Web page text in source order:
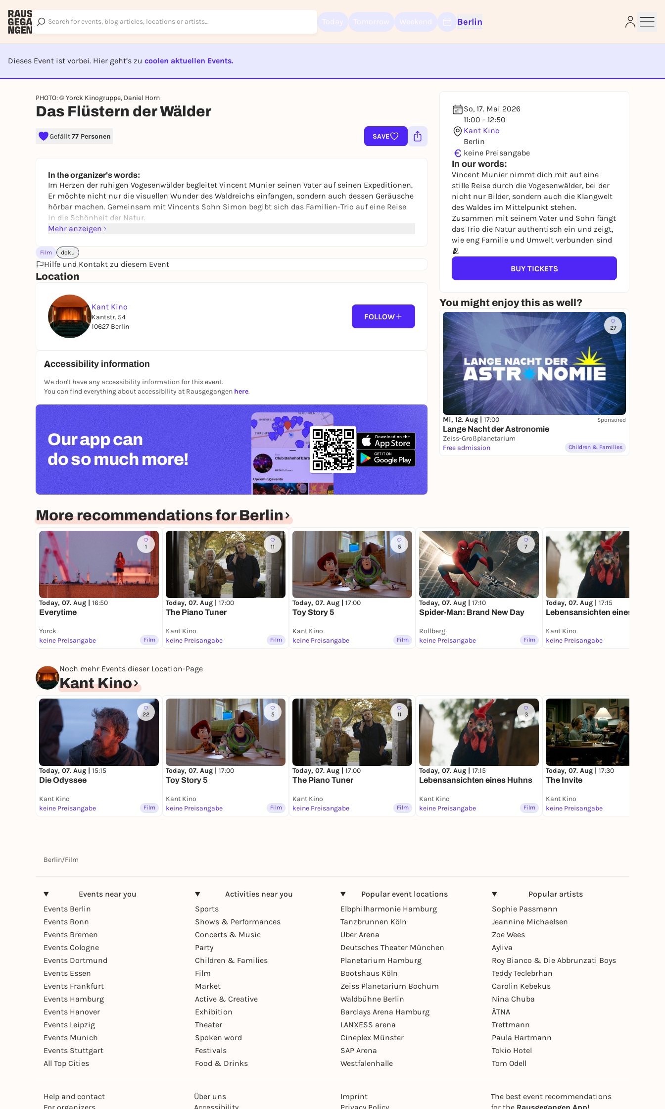
Berlin
Dieses Event ist vorbei. Hier geht’s zu coolen aktuellen Events.
PHOTO: © Yorck Kinogruppe, Daniel Horn
Das Flüstern der Wälder
Gefällt77 Personen SAVE
So, 17. Mai 2026
11:00 - 12:50
Kant Kino
Berlin
€ keine Preisangabe
In our words:
Vincent Munier nimmt dich mit auf eine
stille Reise durch die Vogesenwälder, bei der
nicht nur Bilder, sondern auch die Klangwelt
des Waldes im Mittelpunkt stehen.
Zusammen mit seinem Vater und Sohn fängt
das Trio die Natur authentisch ein und zeigt,
wie eng Familie und Umwelt verbunden sind
🫂
BUY TICKETS
You might enjoy this as well?
27
Mi, 12. Aug | 17:00 Sponsored
Lange Nacht der Astronomie
Zeiss-Großplanetarium
Free admission
Children & Families
In the organizer's words:
Im Herzen der ruhigen Vogesenwälder begleitet Vincent Munier seinen Vater auf seinen Expeditionen.
Er möchte nicht nur die visuellen Wunder des Waldreichs einfangen, sondern auch dessen Geräusche
hörbar machen. Gemeinsam mit Vincents Sohn Simon begibt sich das Familien-Trio auf eine Reise
in die Schönheit der Natur.
Mehr anzeigen
Film doku
Hilfe und Kontakt zu diesem Event
Location
Kant Kino
Kantstr. 54
10627 Berlin
FOLLOW
Accessibility information
We don't have any accessibility information for this event.
You can find everything about accessibility at Rausgegangen here.
Our app can
do so much more!
More recommendations for Berlin
1
Today, 07. Aug | 16:50
Everytime
Yorck
keine Preisangabe
Film
11
Today, 07. Aug | 17:00
The Piano Tuner
Kant Kino
keine Preisangabe
Film
5
Today, 07. Aug | 17:00
Toy Story 5
Kant Kino
keine Preisangabe
Film
7
Today, 07. Aug | 17:10
Spider-Man: Brand New Day
Rollberg
keine Preisangabe
Film
Today, 07. Aug | 17:15
Lebensansichten eines Huhns
Kant Kino
keine Preisangabe
Noch mehr Events dieser Location-Page
Kant Kino
22
Today, 07. Aug | 15:15
Die Odyssee
Kant Kino
keine Preisangabe
Film
5
Today, 07. Aug | 17:00
Toy Story 5
Kant Kino
keine Preisangabe
Film
11
Today, 07. Aug | 17:00
The Piano Tuner
Kant Kino
keine Preisangabe
Film
3
Today, 07. Aug | 17:15
Lebensansichten eines Huhns
Kant Kino
keine Preisangabe
Film
Today, 07. Aug | 17:30
The Invite
Kant Kino
keine Preisangabe
Berlin/Film
Events near you
Events Berlin
Events Bonn
Events Bremen
Events Cologne
Events Dortmund
Events Essen
Events Frankfurt
Events Hamburg
Events Hanover
Events Leipzig
Events Munich
Events Stuttgart
All Top Cities
Activities near you
Sports
Shows & Performances
Concerts & Music
Party
Children & Families
Film
Market
Active & Creative
Exhibition
Theater
Spoken word
Festivals
Food & Drinks
Popular event locations
Elbphilharmonie Hamburg
Tanzbrunnen Köln
Uber Arena
Deutsches Theater München
Planetarium Hamburg
Bootshaus Köln
Zeiss Planetarium Bochum
Waldbühne Berlin
Barclays Arena Hamburg
LANXESS arena
Cineplex Münster
SAP Arena
Westfalenhalle
Popular artists
Sophie Passmann
Jeannine Michaelsen
Zoe Wees
Ayliva
Roy Bianco & Die Abbrunzati Boys
Teddy Teclebrhan
Carolin Kebekus
Nina Chuba
ÄTNA
Trettmann
Paula Hartmann
Tokio Hotel
Tom Odell
Help and contact
Über uns
Imprint
The best event recommendations
To like events, follow pages, or participate in lotteries, you need a free